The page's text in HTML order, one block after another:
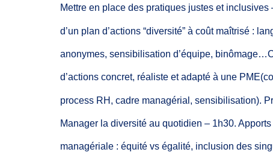
Mettre en place des pratiques justes et inclusives
d’un plan d’actions “diversité” à coût maîtrisé :
anonymes, sensibilisation d’équipe,
d’actions concret, réaliste et adapté à une
process RH, cadre managérial, sensibilisation).
Manager la diversité au quotidien – 1h30. Apports
managériale : équité vs égalité, inclusion des